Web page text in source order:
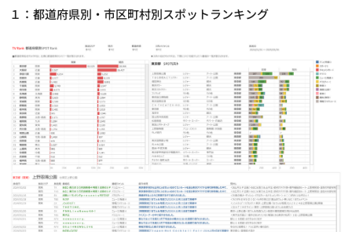
１：都道府県別・市区町村別スポットランキング